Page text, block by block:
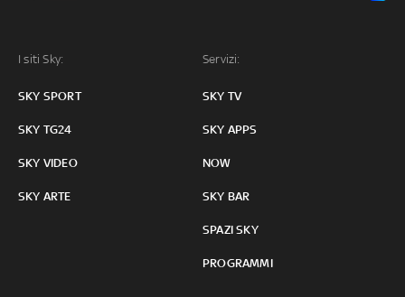
I siti Sky:
SKY SPORT
SKY TG24
SKY VIDEO
SKY ARTE
Servizi:
SKY TV
SKY APPS
NOW
SKY BAR
SPAZI SKY
PROGRAMMI